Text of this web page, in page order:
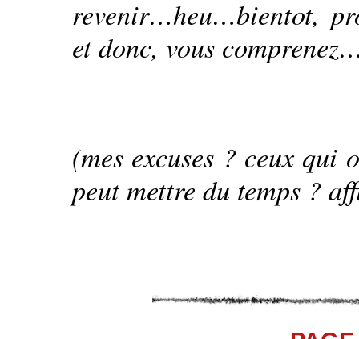
revenir…heu…bientot,
et donc, vous
(mes excuses ? ceux qui
peut mettre du temps ?